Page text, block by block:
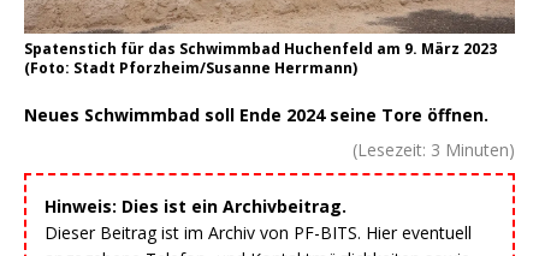
Spatenstich für das Schwimmbad Huchenfeld am 9. März 2023
(Foto: Stadt Pforzheim/Susanne Herrmann)
Neues Schwimmbad soll Ende 2024 seine Tore öffnen.
(Lesezeit: 3 Minuten)
Hinweis: Dies ist ein Archivbeitrag.
Dieser Beitrag ist im Archiv von PF-BITS. Hier eventuell